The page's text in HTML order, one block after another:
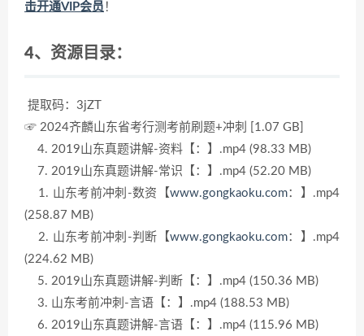
击开通VIP会员 ！
4、资源目录：
提取码：3jZT
☞ 2024齐麟山东省考行测考前刷题+冲刺 [1.07 GB]
4. 2019山东真题讲解-资料【：】.mp4 (98.33 MB)
7. 2019山东真题讲解-常识【：】.mp4 (52.20 MB)
1. 山东考前冲刺-数资【www.gongkaoku.com：】.mp4
(258.87 MB)
2. 山东考前冲刺-判断【www.gongkaoku.com：】.mp4
(224.62 MB)
5. 2019山东真题讲解-判断【：】.mp4 (150.36 MB)
3. 山东考前冲刺-言语【：】.mp4 (188.53 MB)
6. 2019山东真题讲解-言语【：】.mp4 (115.96 MB)